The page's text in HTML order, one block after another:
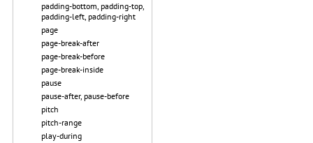
padding-bottom, padding-top,
padding-left, padding-right
page
page-break-after
page-break-before
page-break-inside
pause
pause-after, pause-before
pitch
pitch-range
play-during